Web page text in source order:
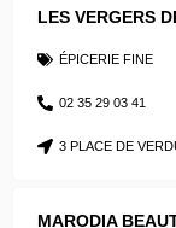
LES VERGERS
ÉPICERIE FINE
02 35 29 03 41
3 PLACE DE
MARODIA